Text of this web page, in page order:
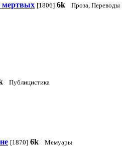
мертвых [1806] 6k Проза, Переводы
Публицистика
[1870] 6k Мемуары